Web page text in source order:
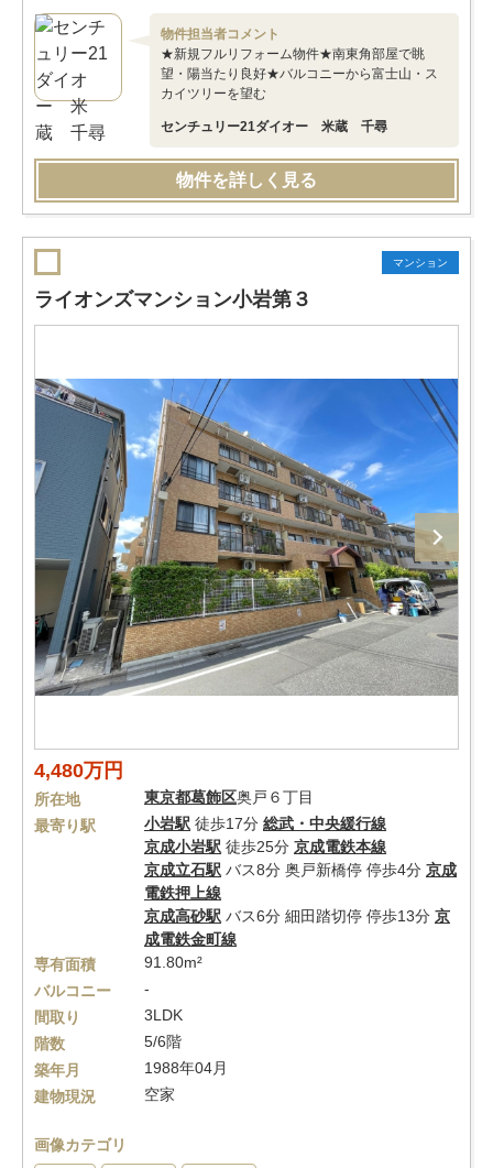
物件担当者コメント
★新規フルリフォーム物件★南東角部屋で眺
望・陽当たり良好★バルコニーから富士山・ス
カイツリーを望む
センチュリー21ダイオー 米蔵 千尋
物件を詳しく見る
マンション
ライオンズマンション小岩第３
4,480万円
所在地 東京都葛飾区奥戸６丁目
最寄り駅
小岩駅 徒歩17分 総武・中央緩行線
京成小岩駅 徒歩25分 京成電鉄本線
京成立石駅 バス8分 奥戸新橋停 停歩4分 京成
電鉄押上線
京成高砂駅 バス6分 細田踏切停 停歩13分 京
成電鉄金町線
専有面積
91.80m²
バルコニー
-
間取り
3LDK
階数
5/6階
築年月
1988年04月
建物現況
空家
画像カテゴリ